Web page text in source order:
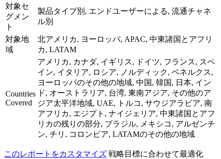
対象セ
グメン
ト
製品タイプ別, エンドユーザーによる, 流通チャネ
ル別
対象地
域
北アメリカ, ヨーロッパ, APAC, 中東諸国とアフリ
カ, LATAM
Countries
Covered
アメリカ, カナダ, イギリス, ドイツ, フランス, スペ
イン, イタリア, ロシア, ノルディック, ベネルクス,
ヨーロッパのその他の地域, 中国, 韓国, 日本, イン
ド, オーストラリア, 台湾, 東南アジア, その他のア
ジア太平洋地域, UAE, トルコ, サウジアラビア, 南
アフリカ, エジプト, ナイジェリア, 中東諸国とアフ
リカの残りの部分, ブラジル, メキシコ, アルゼンチ
ン, チリ, コロンビア, LATAMのその他の地域
このレポートをカスタマイズ 戦略目標に合わせて最適化